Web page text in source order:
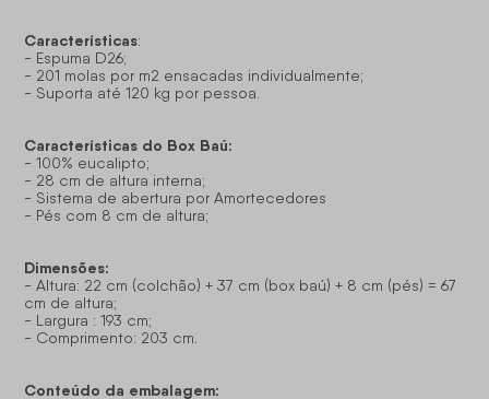
Características:
- Espuma D26;
- 201 molas por m2 ensacadas individualmente;
- Suporta até 120 kg por pessoa.
Características do Box Baú:
- 100% eucalipto;
- 28 cm de altura interna;
- Sistema de abertura por Amortecedores
- Pés com 8 cm de altura;
Dimensões:
- Altura: 22 cm (colchão) + 37 cm (box baú) + 8 cm (pés) = 67
cm de altura;
- Largura : 193 cm;
- Comprimento: 203 cm.
Conteúdo da embalagem: